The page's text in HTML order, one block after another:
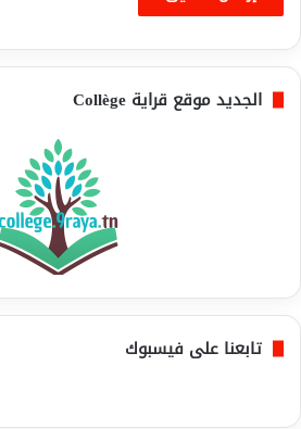
الجديد موقع قراية Collège
تابعنا على فيسبوك